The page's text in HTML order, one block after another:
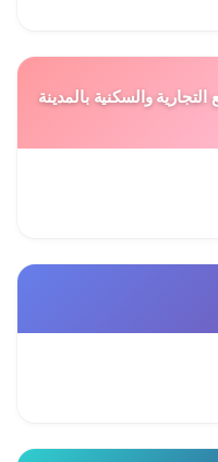
والسكنية بالمدينة